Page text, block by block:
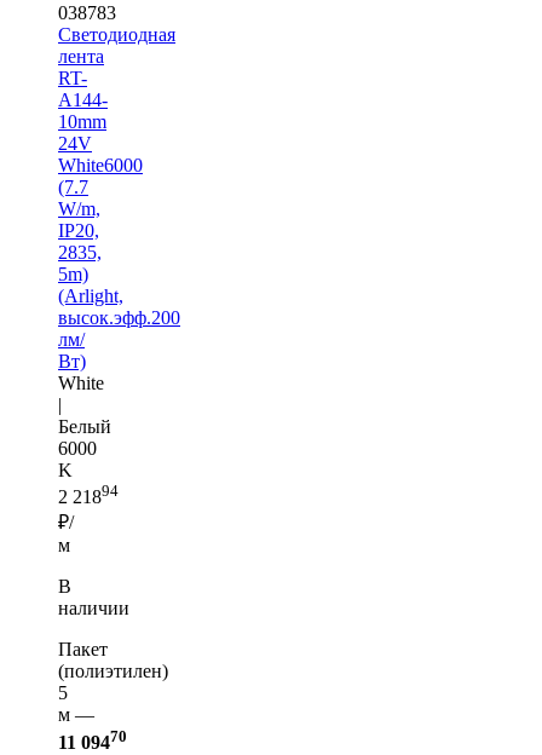
038783
Светодиодная
лента
RT-
A144-
10mm
24V
White6000
(7.7
W/m,
IP20,
2835,
5m)
(Arlight,
высок.эфф.200
лм/
Вт)
White
|
Белый
6000
K
2 21894
₽/
м
В
наличии
Пакет
(полиэтилен)
5
м —
11 09470